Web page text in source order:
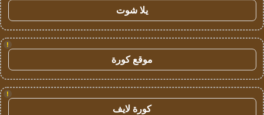
يلا شوت
!
موقع كورة
!
كورة لايف